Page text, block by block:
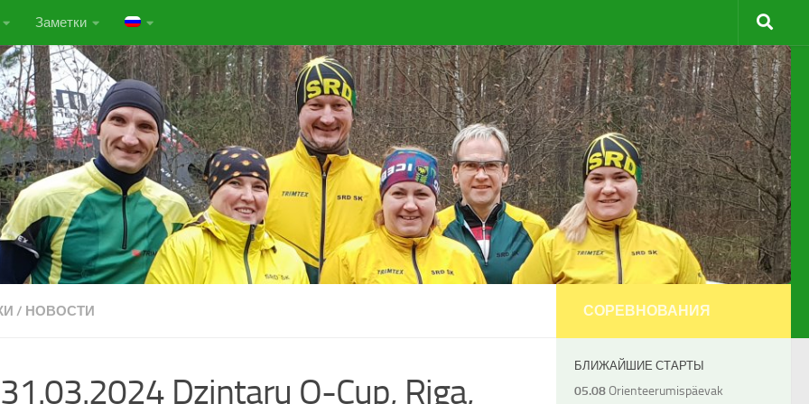
Заметки
/ НОВОСТИ
Dzintaru O-Cup, Riga,
СОРЕВНОВАНИЯ
БЛИЖАЙШИЕ СТАРТЫ
05.08 Orienteerumispäevak